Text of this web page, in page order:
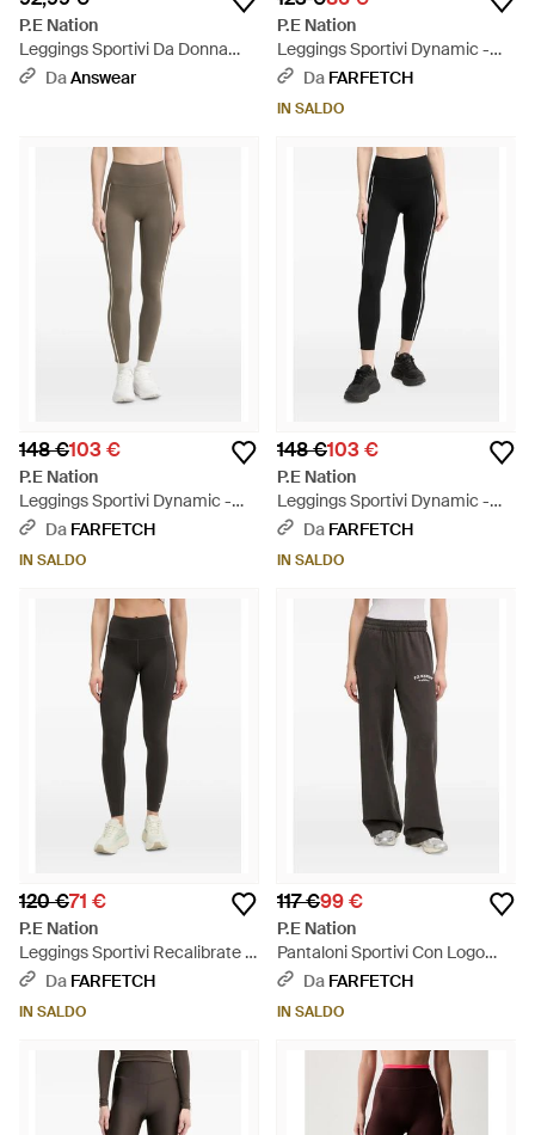
P.E Nation
Leggings Sportivi Da Donna
Highgate - Nero
DaAnswear
P.E Nation
Leggings Sportivi Dynamic -
NeroDa FARFETCH
IN SALDO
148 €103 €
P.E Nation
Leggings Sportivi Dynamic -
Neutro
Da FARFETCH
IN SALDO
148 €103 €
P.E Nation
Leggings Sportivi Dynamic -
NeroDa FARFETCH
IN SALDO
120 €71 €
P.E Nation
Leggings Sportivi Recalibrate -
NeroDa FARFETCH
IN SALDO
117 €99 €
P.E Nation
Pantaloni Sportivi Con Logo
Ricamato - Nero
Da FARFETCH
IN SALDO